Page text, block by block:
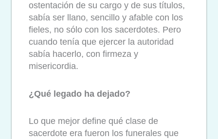
ostentación de su cargo y de sus títulos,
sabía ser llano, sencillo y afable con los
fieles, no sólo con los sacerdotes. Pero
cuando tenía que ejercer la autoridad
sabía hacerlo, con firmeza y
misericordia.
¿Qué legado ha dejado?
Lo que mejor define qué clase de
sacerdote era fueron los funerales que